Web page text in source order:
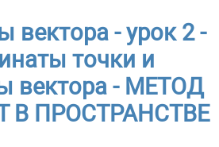
вектора - урок 2 -
точки и
вектора - МЕТОД
В ПРОСТРАНСТВЕ